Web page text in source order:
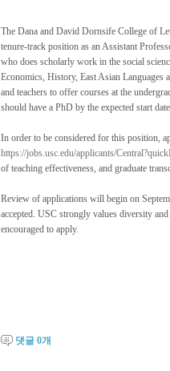
The Dana and David Dornsife College of
tenure-track position as an Assistant
who does scholarly work in the social
Economics, History, East Asian Languages
and teachers to offer courses at the
should have a PhD by the expected start
In order to be considered for this position,
https://jobs.usc.edu/applicants/
of teaching effectiveness, and graduate
Review of applications will begin on
accepted. USC strongly values diversity
encouraged to apply.
댓글 0개